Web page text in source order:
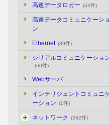
高速データロガー (44件)
高速データコミュニケーショ
ン
Ethernet (39件)
シリアルコミュニケーショ
(60件)
Webサーバ
インテリジェントコミュニ
ーション (1件)
ネットワーク (262件)